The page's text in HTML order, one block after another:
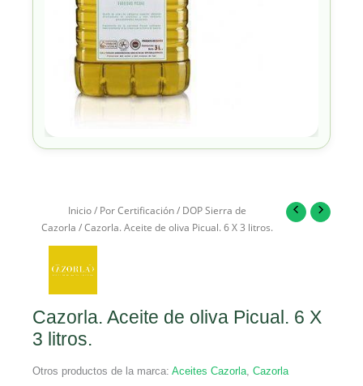
Inicio/ Por Certificación/ DOP Sierra de
Cazorla / Cazorla. Aceite de oliva Picual. 6 X 3 litros.
Cazorla. Aceite de oliva Picual. 6 X
3 litros.
Otros productos de la marca: Aceites Cazorla Cazorla